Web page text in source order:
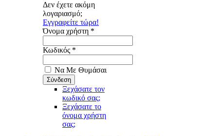
Δεν έχετε ακόμη
λογαριασμό;
Εγγραφείτε τώρα!
Όνομα χρήστη *
Κωδικός *
Να Με Θυμάσαι
Ξεχάσατε τον
κωδικό σας;
Ξεχάσατε το
όνομα χρήστη
σας;